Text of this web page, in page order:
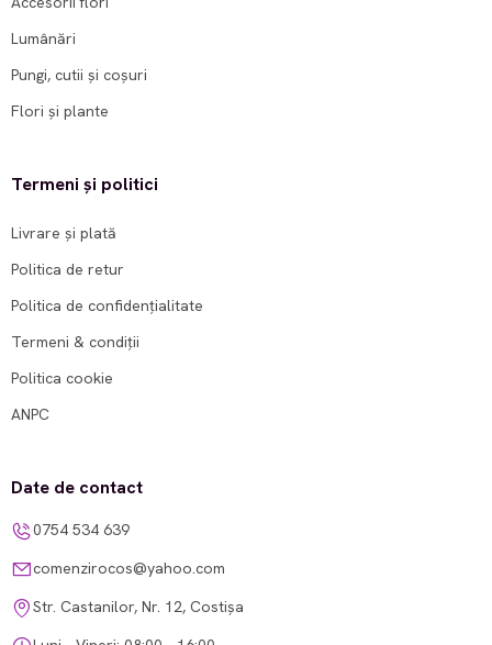
Lumânări
Pungi, cutii și coșuri
Flori și plante
Termeni și politici
Livrare și plată
Politica de retur
Politica de confidențialitate
Termeni & condiții
Politica cookie
ANPC
Date de contact
0754 534 639
comenzirocos@yahoo.com
Str. Castanilor, Nr. 12, Costișa